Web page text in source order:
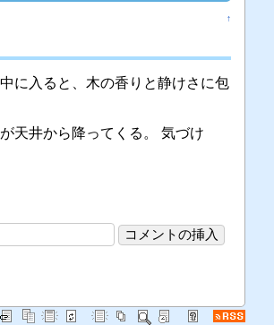
↑
に入ると、木の香りと静けさに包
天井から降ってくる。 気づけ